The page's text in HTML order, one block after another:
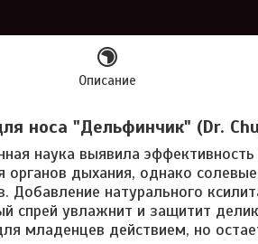
Описание
носа "Дельфинчик" (Dr.
наука выявила
органов дыхания, однако
Добавление натурального
спрей увлажнит и защитит
младенцев действием, но